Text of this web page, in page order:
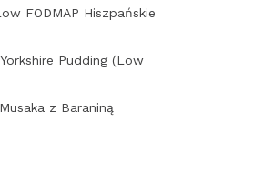
FODMAP Hiszpańskie
Pudding (Low
z Baraniną